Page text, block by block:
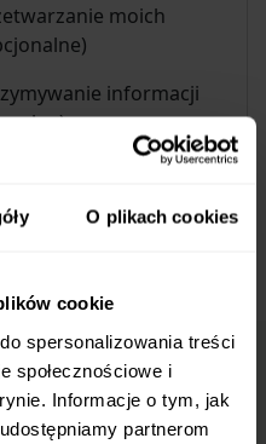
O plikach cookies
cookie
spersonalizowania treści
społecznościowe i
Informacje o tym, jak
partnerom
moich
informacji
i nowościami